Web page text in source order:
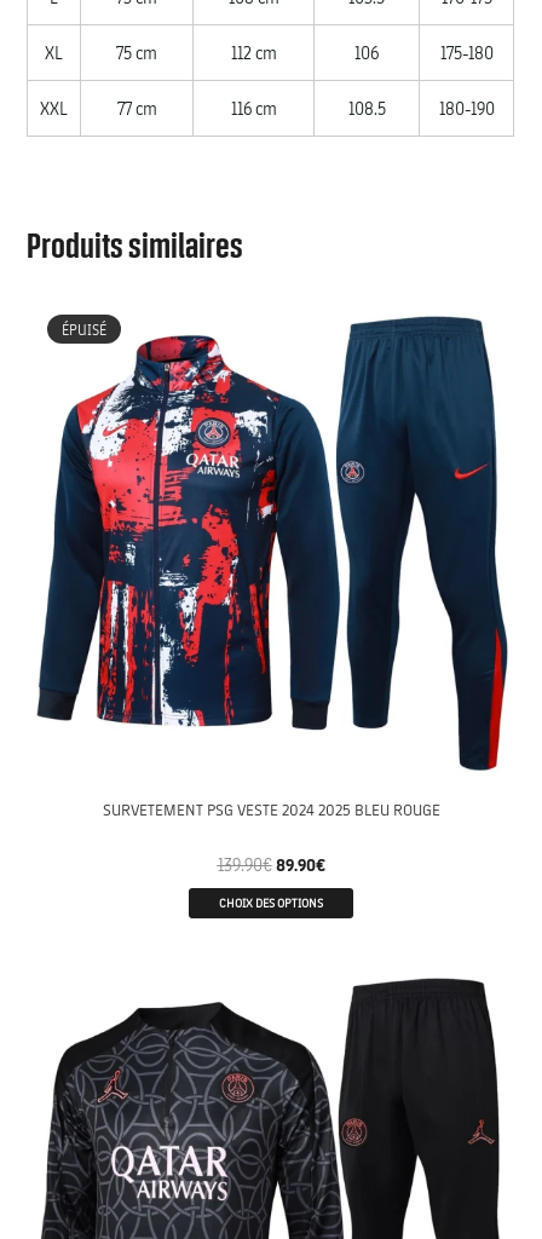
XL 75 cm 112 cm 106 175-180
XXL 77 cm 116 cm 108.5 180-190
Produits similaires
ÉPUISÉ
SURVETEMENT PSG VESTE 2024 2025 BLEU ROUGE
139.90€ 89.90€
CHOIX DES OPTIONS